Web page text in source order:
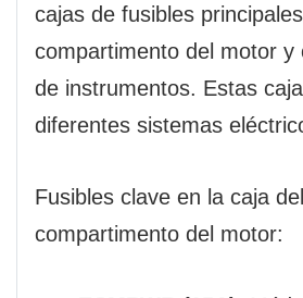
cajas de fusibles
compartimento del motor y
de instrumentos. Estas
diferentes sistemas
Fusibles clave en la caja del
compartimento del motor: